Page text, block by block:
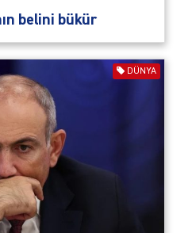
belini bükür
DÜNYA